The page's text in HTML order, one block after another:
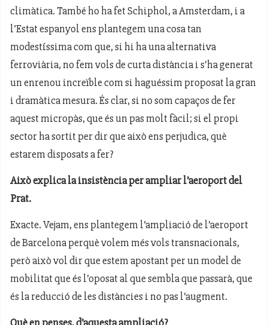
climàtica. També ho ha fet Schiphol, a Amsterdam, i a
l’Estat espanyol ens plantegem una cosa tan
modestíssima com que, si hi ha una alternativa
ferroviària, no fem vols de curta distància i s’ha generat
un enrenou increïble com si haguéssim proposat la gran
i dramàtica mesura. És clar, si no som capaços de fer
aquest micropàs, que és un pas molt fàcil; si el propi
sector ha sortit per dir que això ens perjudica, què
estarem disposats a fer?
Això explica la insistència per ampliar l’aeroport del
Prat.
Exacte. Vejam, ens plantegem l’ampliació de l’aeroport
de Barcelona perquè volem més vols transnacionals,
però això vol dir que estem apostant per un model de
mobilitat que és l’oposat al que sembla que passarà, que
és la reducció de les distàncies i no pas l’augment.